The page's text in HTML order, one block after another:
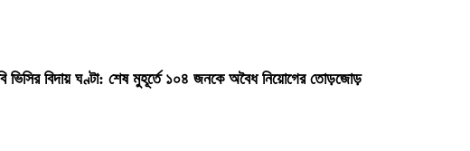
ভিসির বিদায় ঘণ্টা: শেষ মুহূর্তে ১০৪ জনকে অবৈধ নিয়োগের তোড়জোড়